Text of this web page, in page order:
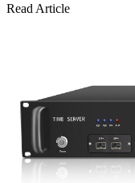
Read Article